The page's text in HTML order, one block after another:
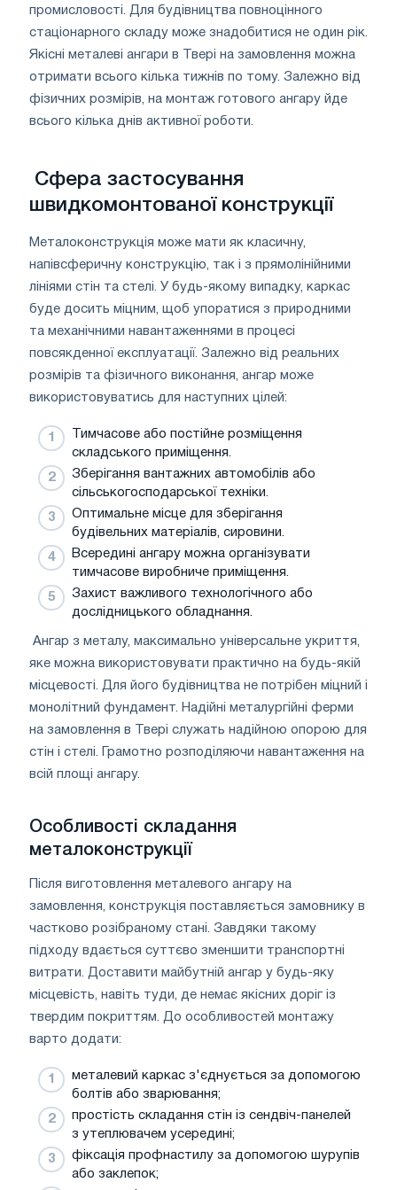
промисловості. Для будівництва повноцінного
стаціонарного складу може знадобитися не один рік.
Якісні металеві ангари в Твері на замовлення можна
отримати всього кілька тижнів по тому. Залежно від
фізичних розмірів, на монтаж готового ангару йде
всього кілька днів активної роботи.
Сфера застосування
швидкомонтованої конструкції
Металоконструкція може мати як класичну,
напівсферичну конструкцію, так і з прямолінійними
лініями стін та стелі. У будь-якому випадку, каркас
буде досить міцним, щоб упоратися з природними
та механічними навантаженнями в процесі
повсякденної експлуатації. Залежно від реальних
розмірів та фізичного виконання, ангар може
використовуватись для наступних цілей:
Тимчасове або постійне розміщення
складського приміщення.
Зберігання вантажних автомобілів або
сільськогосподарської техніки.
Оптимальне місце для зберігання
будівельних матеріалів, сировини.
Всередині ангару можна організувати
тимчасове виробниче приміщення.
Захист важливого технологічного або
дослідницького обладнання.
Ангар з металу, максимально універсальне укриття,
яке можна використовувати практично на будь-якій
місцевості. Для його будівництва не потрібен міцний і
монолітний фундамент. Надійні металургійні ферми
на замовлення в Твері служать надійною опорою для
стін і стелі. Грамотно розподіляючи навантаження на
всій площі ангару.
Особливості складання
металоконструкції
Після виготовлення металевого ангару на
замовлення, конструкція поставляється замовнику в
частково розібраному стані. Завдяки такому
підходу вдається суттєво зменшити транспортні
витрати. Доставити майбутній ангар у будь-яку
місцевість, навіть туди, де немає якісних доріг із
твердим покриттям. До особливостей монтажу
варто додати:
металевий каркас з'єднується за допомогою
болтів або зварювання;
простість складання стін із сендвіч-панелей
з утеплювачем усередині;
фіксація профнастилу за допомогою шурупів
або заклепок;